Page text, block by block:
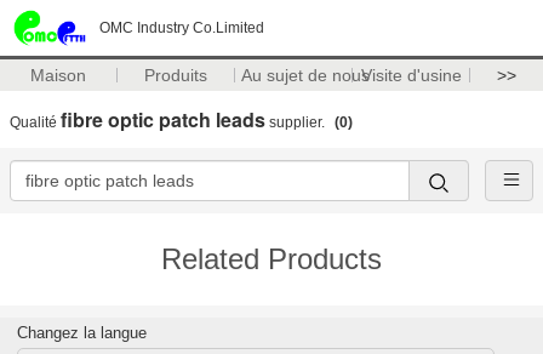
OMC Industry Co.Limited
Maison Produits Au sujet de nousVisite d'usine >>
Qualité fibre optic patch leads supplier. (0)
Related Products
Changez la langue